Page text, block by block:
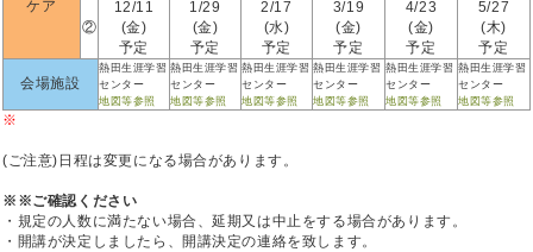
ケア
②
12/11
(金)
予定
1/29
(金)
予定
2/17
(水)
予定
3/19
(金)
予定
4/23
(金)
予定
5/27
(木)
予定
会場施設
熱田生涯学習
センター
地図等参照
熱田生涯学習
センター
地図等参照
熱田生涯学習
センター
地図等参照
熱田生涯学習
センター
地図等参照
熱田生涯学習
センター
地図等参照
熱田生涯学習
センター
地図等参照
※
(ご注意)日程は変更になる場合があります。
※※ご確認ください
・規定の人数に満たない場合、延期又は中止をする場合があります。
・開講が決定しましたら、開講決定の連絡を致します。